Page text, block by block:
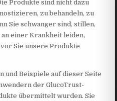
Produkte sind nicht dazu
zu behandeln, zu
Sie schwanger sind, stillen,
einer Krankheit leiden,
Sie unsere Produkte
und Beispiele auf dieser Seite
der GlucoTrust-
übermittelt wurden. Sie